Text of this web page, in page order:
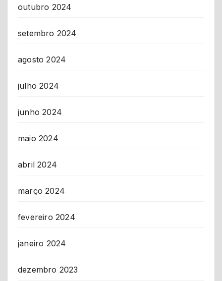
outubro 2024
setembro 2024
agosto 2024
julho 2024
junho 2024
maio 2024
abril 2024
março 2024
fevereiro 2024
janeiro 2024
dezembro 2023